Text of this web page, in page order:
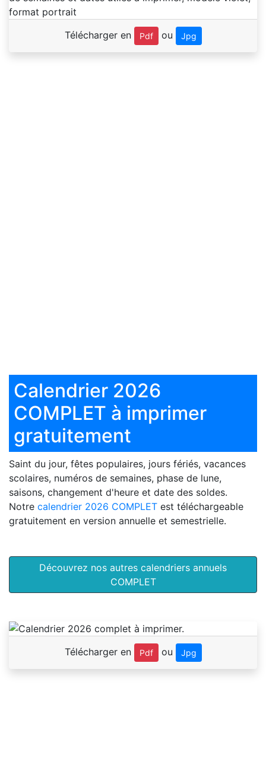
Télécharger en Pdf ou Jpg
Calendrier 2026
COMPLET à imprimer
gratuitement
Saint du jour, fêtes populaires, jours fériés, vacances
scolaires, numéros de semaines, phase de lune,
saisons, changement d'heure et date des soldes.
Notre calendrier 2026 COMPLET est téléchargeable
gratuitement en version annuelle et semestrielle.
Découvrez nos autres calendriers annuels
COMPLET
Télécharger en Pdf ou Jpg